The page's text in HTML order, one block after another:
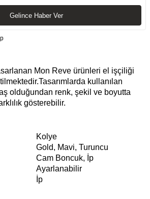
Gelince Haber Ver
Mon Reve ürünleri el işçiliği
kullanılan
olduğundan renk, şekil ve boyutta
gösterebilir.
Kolye
Gold, Mavi, Turuncu
Cam Boncuk, İp
Ayarlanabilir
İp